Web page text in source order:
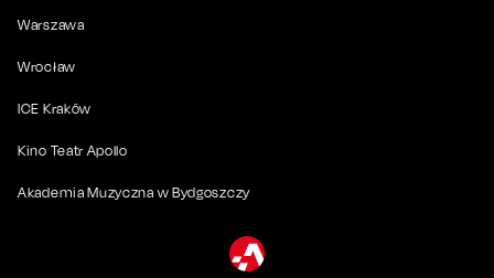
Warszawa
Wrocław
ICE Kraków
Kino Teatr Apollo
Akademia Muzyczna w Bydgoszczy